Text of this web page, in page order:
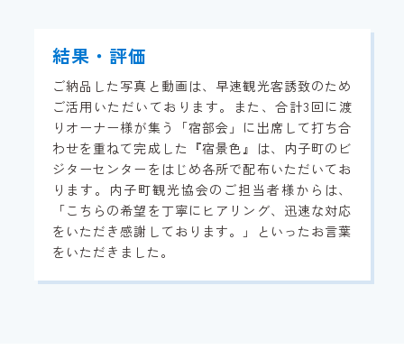
結果・評価
ご納品した写真と動画は、早速観光客誘致のため
ご活用いただいております。また、合計3回に渡
りオーナー様が集う「宿部会」に出席して打ち合
わせを重ねて完成した『宿景色』は、内子町のビ
ジターセンターをはじめ各所で配布いただいてお
ります。内子町観光協会のご担当者様からは、
「こちらの希望を丁寧にヒアリング、迅速な対応
をいただき感謝しております。」といったお言葉
をいただきました。